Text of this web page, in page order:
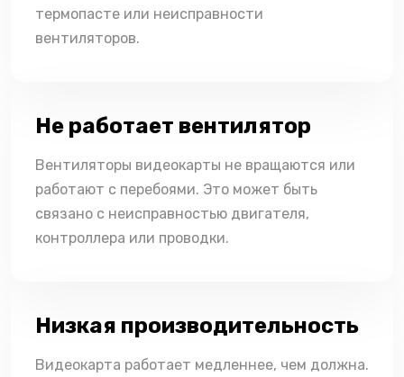
термопасте или неисправности
вентиляторов.
Не работает вентилятор
Вентиляторы видеокарты не вращаются или
работают с перебоями. Это может быть
связано с неисправностью двигателя,
контроллера или проводки.
Низкая производительность
Видеокарта работает медленнее, чем должна.